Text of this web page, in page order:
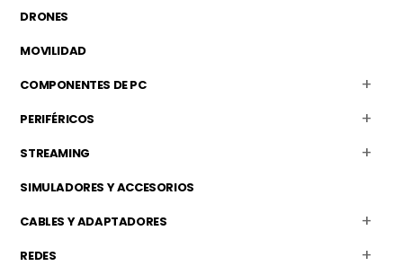
DRONES
MOVILIDAD
COMPONENTES DE PC
PERIFÉRICOS
STREAMING
SIMULADORES Y ACCESORIOS
CABLES Y ADAPTADORES
REDES